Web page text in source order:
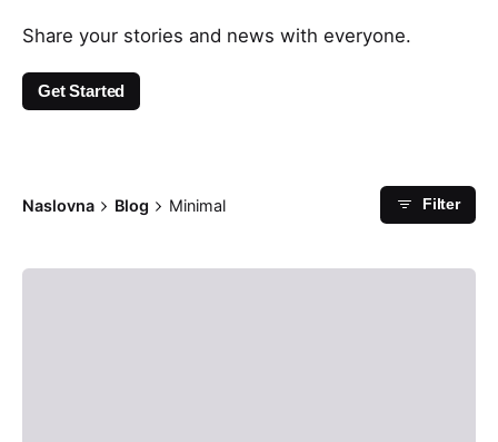
Share your stories and news with everyone.
Get Started
Naslovna Blog Minimal Filter